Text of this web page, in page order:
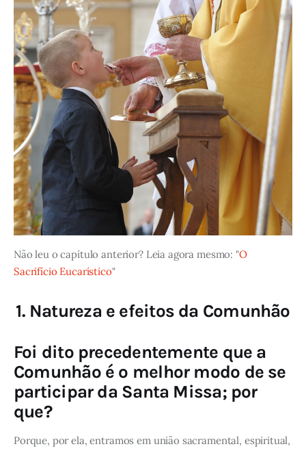
Não leu o capítulo anterior? Leia agora mesmo: "O
Sacrifício Eucarístico"
1. Natureza e efeitos da Comunhão
Foi dito precedentemente que a
Comunhão é o melhor modo de se
participar da Santa Missa; por
que?
Porque, por ela, entramos em união sacramental, espiritual,